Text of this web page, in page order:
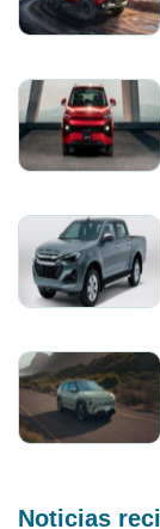
Noticias